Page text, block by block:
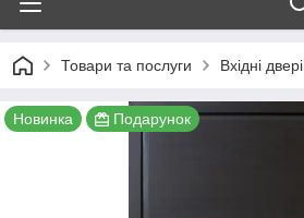
Товари та послуги Вхідні двері
Новинка Подарунок